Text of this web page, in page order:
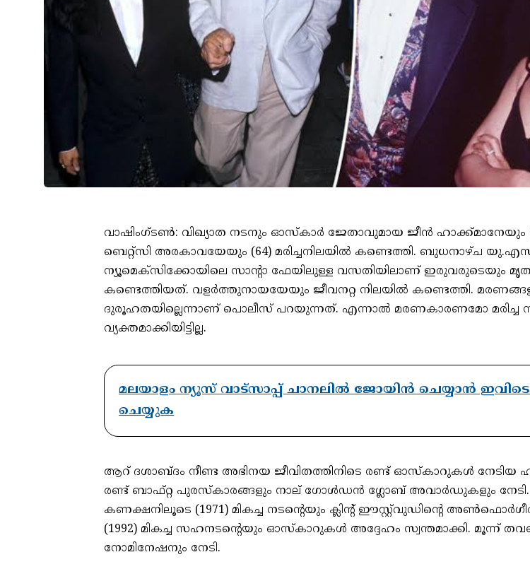
വാഷിംഗ്ടൺ: വിഖ്യാത നടനും ഓസ്‌കാർ ജേതാവുമായ ജീൻ ഹാക്ക്‌മാനേയും (
ബെറ്റ്‌സി അരകാവയേയും (64) മരിച്ചനിലയിൽ കണ്ടെത്തി. ബുധനാഴ്ച
ന്യൂമെ‌ക്‌സിക്കോയിലെ സാന്റാ ഫേയിലുള്ള വസതിയിലാണ് ഇരുവരുടെയും
കണ്ടെത്തിയത്. വളർത്തുനായയേയും ജീവനറ്റ നിലയിൽ കണ്ടെത്തി.
ദുരൂഹതയില്ലെന്നാണ് പൊലീസ് പറയുന്നത്. എന്നാൽ മരണകാരണമോ മരിച്ച
വ്യക്തമാക്കിയിട്ടില്ല.
മലയാളം ന്യൂസ് വാട്സാപ്പ് ചാനലിൽ ജോയിൻ ചെയ്യാൻ ഇവിടെ
ചെയ്യുക
ആറ് ദശാബ്ദം നീണ്ട അഭിനയ ജീവിതത്തിനിടെ രണ്ട് ഓസ്കാറുകൾ നേടിയ
രണ്ട് ബാഫ്റ്റ പുരസ്കാരങ്ങളും നാല് ഗോൾഡൻ ഗ്ലോബ് അവാർഡുകളും നേടി.
കണക്ഷനിലൂടെ (1971) മികച്ച നടന്റെയും ക്ലിന്റ് ഈസ്റ്റ്‌വുഡിന്റെ
(1992) മികച്ച സഹനടന്റെയും ഓസ്കാറുകൾ അദ്ദേഹം സ്വന്തമാക്കി. മൂന്ന്
നോമിനേഷനും നേടി.